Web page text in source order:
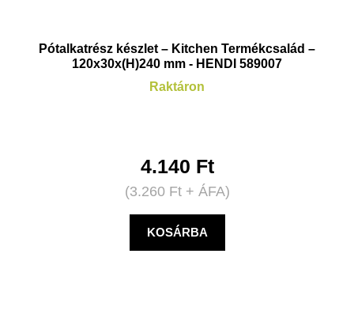
Pótalkatrész készlet – Kitchen Termékcsalád –
120x30x(H)240 mm - HENDI 589007
Raktáron
4.140 Ft
(3.260 Ft+ ÁFA)
KOSÁRBA